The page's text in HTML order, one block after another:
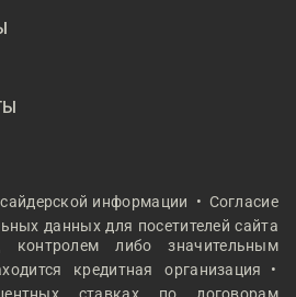
информации
Согласие
данных для посетителей сайта
либо значительным
кредитная организация